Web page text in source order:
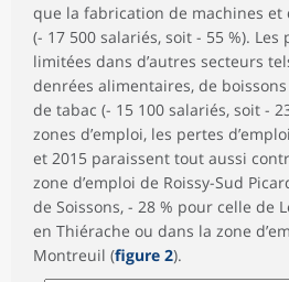
que la fabrication de machines et
(- 17 500 salariés, soit - 55 %).
limitées dans d’autres secteurs
denrées alimentaires, de
de tabac (- 15 100 salariés, soit -
zones d’emploi, les pertes
et 2015 paraissent tout aussi
zone d’emploi de Roissy-Sud
de Soissons, - 28 % pour celle de
en Thiérache ou dans la zone
Montreuil (figure 2).